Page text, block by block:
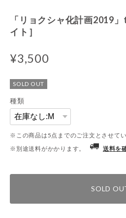
「リョクシャ化計画2019
イト］
¥3,500
SOLD OUT
種類
※この商品は5点までのご注文とさせてい
※別途送料がかかります。
送料を
SOLD